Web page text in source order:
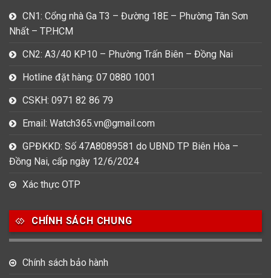
CN1: Cổng nhà Ga T3 – Đường 18E – Phường Tân Sơn
Nhất – TP.HCM
CN2: A3/40 KP10 – Phường Trấn Biên – Đồng Nai
Hotline đặt hàng: 07 0880 1001
CSKH: 0971 82 86 79
Email: Watch365.vn@gmail.com
GPĐKKD: Số 47A8089581 do UBND TP Biên Hòa –
Đồng Nai, cấp ngày 12/6/2024
Xác thực OTP
CHÍNH SÁCH CHUNG
Chính sách bảo hành